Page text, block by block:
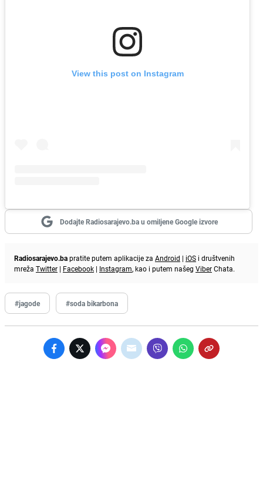
View this post on Instagram
Dodajte Radiosarajevo.ba u omiljene Google izvore
Radiosarajevo.bapratite putem aplikacije za Android | iOS i društvenih
mreža Twitter | Facebook | Instagram, kao i putem našeg ViberChata.
#jagode #soda bikarbona